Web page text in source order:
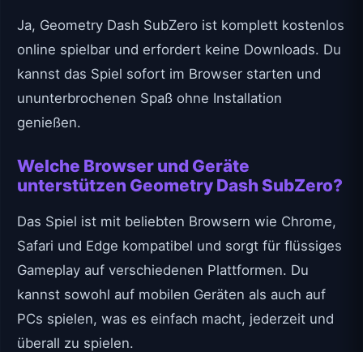
Ja, Geometry Dash SubZero ist komplett kostenlos
online spielbar und erfordert keine Downloads. Du
kannst das Spiel sofort im Browser starten und
ununterbrochenen Spaß ohne Installation
genießen.
Welche Browser und Geräte
unterstützen Geometry Dash SubZero?
Das Spiel ist mit beliebten Browsern wie Chrome,
Safari und Edge kompatibel und sorgt für flüssiges
Gameplay auf verschiedenen Plattformen. Du
kannst sowohl auf mobilen Geräten als auch auf
PCs spielen, was es einfach macht, jederzeit und
überall zu spielen.